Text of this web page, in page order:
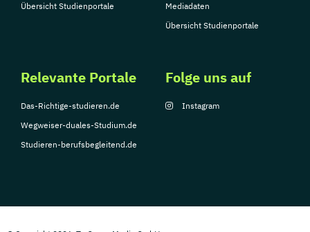
Übersicht Studienportale
Mediadaten
Übersicht Studienportale
Relevante Portale
Das-Richtige-studieren.de
Wegweiser-duales-Studium.de
Studieren-berufsbegleitend.de
Folge uns auf
Instagram